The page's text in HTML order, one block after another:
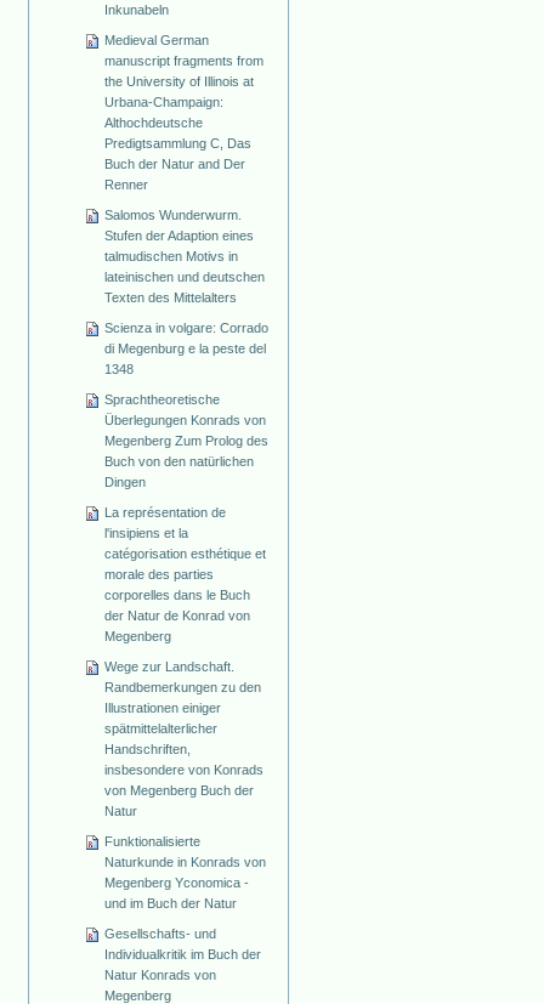
Inkunabeln
Medieval German
manuscript fragments from
the University of Illinois at
Urbana-Champaign:
Althochdeutsche
Predigtsammlung C, Das
Buch der Natur and Der
Renner
Salomos Wunderwurm.
Stufen der Adaption eines
talmudischen Motivs in
lateinischen und deutschen
Texten des Mittelalters
Scienza in volgare: Corrado
di Megenburg e la peste del
1348
Sprachtheoretische
Überlegungen Konrads von
Megenberg Zum Prolog des
Buch von den natürlichen
Dingen
La représentation de
l'insipiens et la
catégorisation esthétique et
morale des parties
corporelles dans le Buch
der Natur de Konrad von
Megenberg
Wege zur Landschaft.
Randbemerkungen zu den
Illustrationen einiger
spätmittelalterlicher
Handschriften,
insbesondere von Konrads
von Megenberg Buch der
Natur
Funktionalisierte
Naturkunde in Konrads von
Megenberg Yconomica -
und im Buch der Natur
Gesellschafts- und
Individualkritik im Buch der
Natur Konrads von
Megenberg